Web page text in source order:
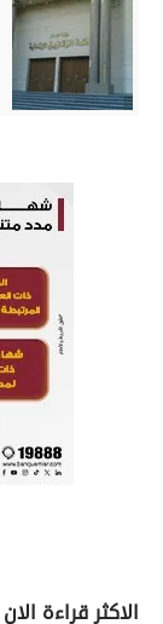
الاكثر قراءة الان